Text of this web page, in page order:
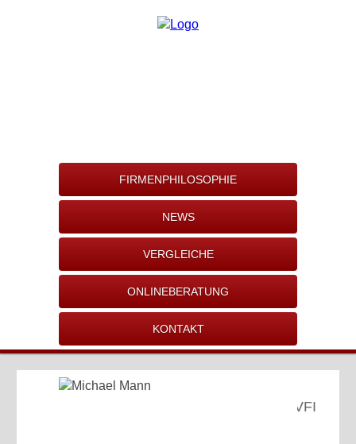
FIRMENPHILOSOPHIE
NEWS
VERGLEICHE
ONLINEBERATUNG
KONTAKT
VFI